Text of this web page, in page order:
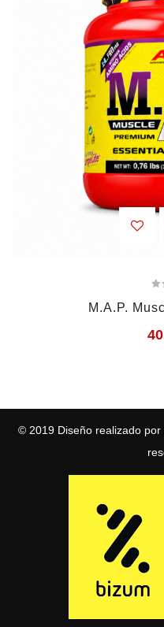
M.A.P.
© 2019 Diseño realizado